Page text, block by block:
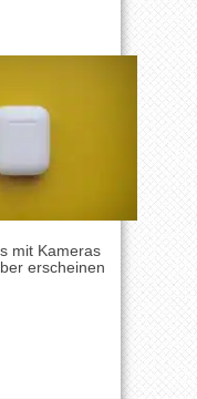
mit Kameras
erscheinen